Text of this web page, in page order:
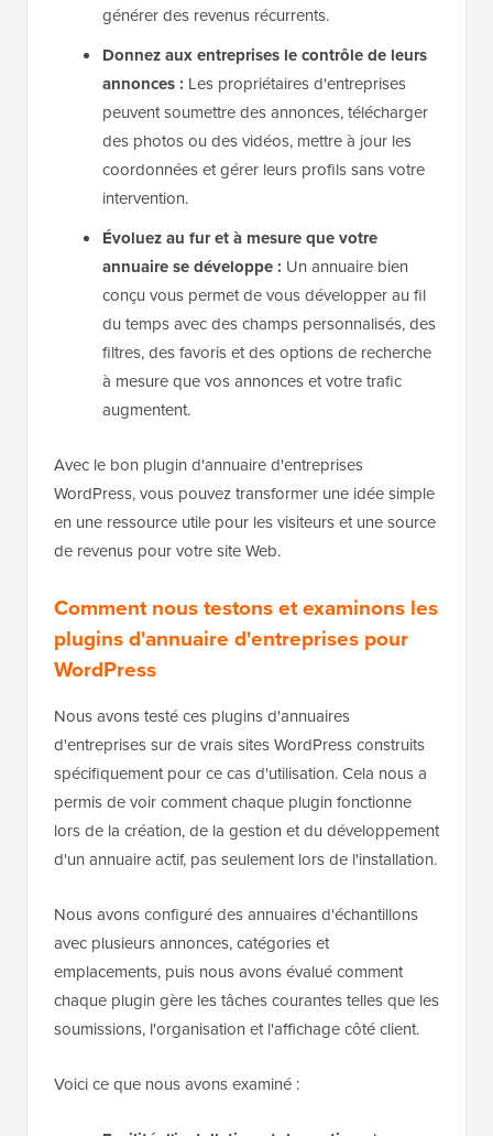
générer des revenus récurrents.
Donnez aux entreprises le contrôle de leurs
annonces : Les propriétaires d'entreprises
peuvent soumettre des annonces, télécharger
des photos ou des vidéos, mettre à jour les
coordonnées et gérer leurs profils sans votre
intervention.
Évoluez au fur et à mesure que votre
annuaire se développe : Un annuaire bien
conçu vous permet de vous développer au fil
du temps avec des champs personnalisés, des
filtres, des favoris et des options de recherche
à mesure que vos annonces et votre trafic
augmentent.
Avec le bon plugin d'annuaire d'entreprises
WordPress, vous pouvez transformer une idée simple
en une ressource utile pour les visiteurs et une source
de revenus pour votre site Web.
Comment nous testons et examinons les
plugins d'annuaire d'entreprises pour
WordPress
Nous avons testé ces plugins d'annuaires
d'entreprises sur de vrais sites WordPress construits
spécifiquement pour ce cas d'utilisation. Cela nous a
permis de voir comment chaque plugin fonctionne
lors de la création, de la gestion et du développement
d'un annuaire actif, pas seulement lors de l'installation.
Nous avons configuré des annuaires d'échantillons
avec plusieurs annonces, catégories et
emplacements, puis nous avons évalué comment
chaque plugin gère les tâches courantes telles que les
soumissions, l'organisation et l'affichage côté client.
Voici ce que nous avons examiné :